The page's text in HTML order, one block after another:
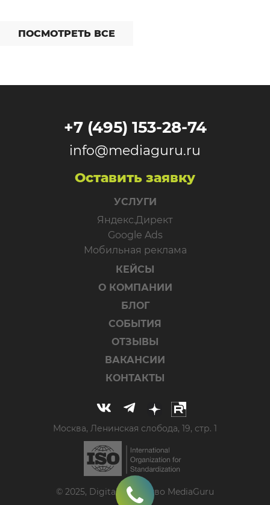
ПОСМОТРЕТЬ ВСЕ
+7 (495) 153-28-74
info@mediaguru.ru
Оставить заявку
УСЛУГИ
Яндекс.Директ
Google Ads
Мобильная реклама
КЕЙСЫ
О КОМПАНИИ
БЛОГ
СОБЫТИЯ
ОТЗЫВЫ
ВАКАНСИИ
КОНТАКТЫ
Москва, Ленинская слобода, 19, стр. 1
© 2025, Digital-агентство MediaGuru